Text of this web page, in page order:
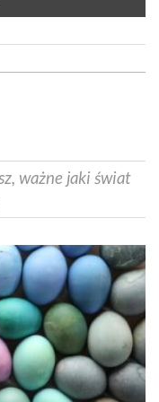
ważne jaki świat